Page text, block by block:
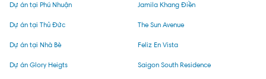
Dự án tại Phú Nhuận
Dự án tại Thủ Đức
Dự án tại Nhà Bè
Dự án Glory Heigts
Jamila Khang Điền
The Sun Avenue
Feliz En Vista
Saigon South Residence